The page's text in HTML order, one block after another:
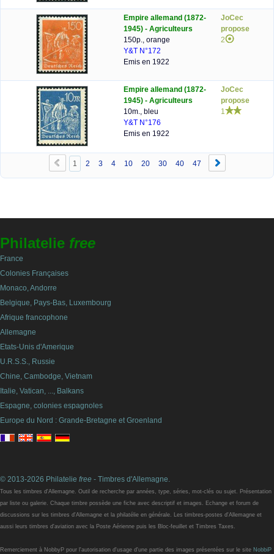
Empire allemand (1872-
1945) - Agriculteurs
150p., orange
Y&T N°172
Emis en 1922
JoCec
propose
2
Empire allemand (1872-
1945) - Agriculteurs
10m., bleu
Y&T N°176
Emis en 1922
JoCec
propose
1
1 2 3 4 10 20 30 40 47
Philatelie free
France
Colonies Françaises
Monaco, Andorre
Belgique, Pays-Bas, Luxembourg
Afrique francophone
Allemagne
Etats-Unis d'Amerique
U.R.S.S., Russie
Chine, Cambodge, Vietnam
Italie, Vatican, ..., Balkans
Espagne, colonies espagnoles
Europe du Nord : Grande-Bretagne et Groenland
© 2013-2026 Philatelie free - Timbres d'Allemagne.
Tous les timbres d'Allemagne. Outil de recherche par années, type, séries, mot-clés ou sujet. Présentation
par liste ou galerie. Chaque timbre possède une fiche avec descriptif et images. Echange et forum de
discussions sur les timbres d'Allemagne et la philatélie en générale. Les timbres-postes d'Allemagne et
aussi leurs timbres d'aviation avec la Poste Aérienne puis les Bloc-feuillet et Timbres Taxes.
Remerciement à NobbyP pour l'autorisation d'usage d'une partie des images présentées sur le site NobbiP